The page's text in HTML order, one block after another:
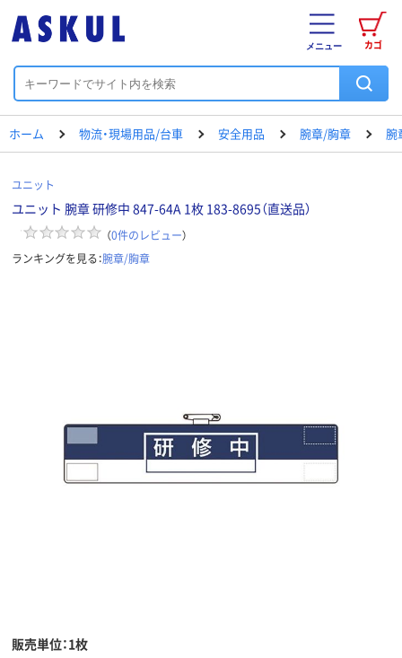
カゴ
メニュー
ホーム 物流・現場用品/台車 安全用品 腕章/胸章 腕
ユニット
ユニット 腕章 研修中 847-64A 1枚 183-8695（直送品）
（0件のレビュー）
ランキングを見る：腕章/胸章
販売単位：1枚